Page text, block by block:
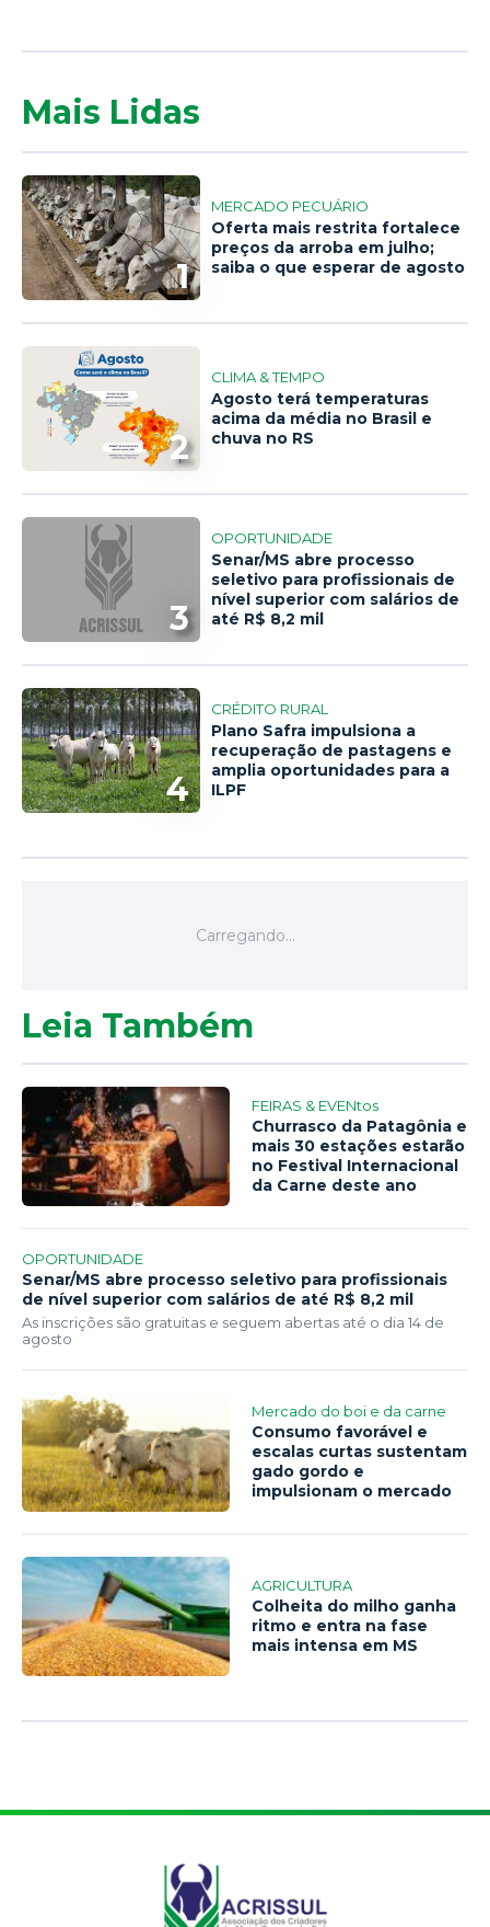
Mais Lidas
1
MERCADO PECUÁRIO
Oferta mais restrita fortalece
preços da arroba em julho;
saiba o que esperar de agosto
2
CLIMA & TEMPO
Agosto terá temperaturas
acima da média no Brasil e
chuva no RS
3
OPORTUNIDADE
Senar/MS abre processo
seletivo para profissionais de
nível superior com salários de
até R$ 8,2 mil
4
CRÉDITO RURAL
Plano Safra impulsiona a
recuperação de pastagens e
amplia oportunidades para a
ILPF
Leia Também
FEIRAS & EVENtos
Churrasco da Patagônia e
mais 30 estações estarão
no Festival Internacional
da Carne deste ano
OPORTUNIDADE
Senar/MS abre processo seletivo para profissionais
de nível superior com salários de até R$ 8,2 mil
As inscrições são gratuitas e seguem abertas até o dia 14 de
agosto
Mercado do boi e da carne
Consumo favorável e
escalas curtas sustentam
gado gordo e
impulsionam o mercado
AGRICULTURA
Colheita do milho ganha
ritmo e entra na fase
mais intensa em MS